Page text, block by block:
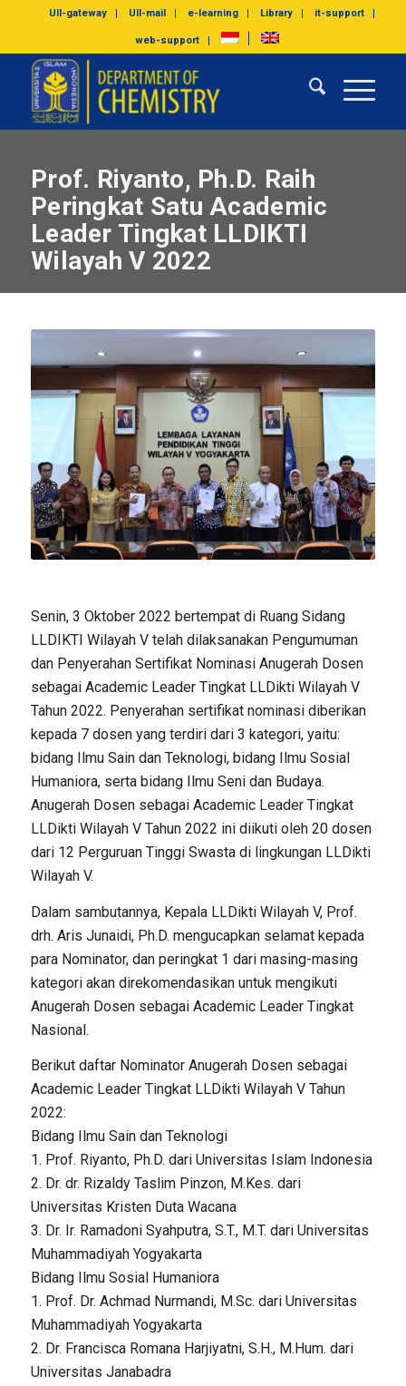
UII-gateway UII-mail e-learning Library it-support
web-support
Prof. Riyanto, Ph.D. Raih
Peringkat Satu Academic
Leader Tingkat LLDIKTI
Wilayah V 2022
Senin, 3 Oktober 2022 bertempat di Ruang Sidang
LLDIKTI Wilayah V telah dilaksanakan Pengumuman
dan Penyerahan Sertifikat Nominasi Anugerah Dosen
sebagai Academic Leader Tingkat LLDikti Wilayah V
Tahun 2022. Penyerahan sertifikat nominasi diberikan
kepada 7 dosen yang terdiri dari 3 kategori, yaitu:
bidang Ilmu Sain dan Teknologi, bidang Ilmu Sosial
Humaniora, serta bidang Ilmu Seni dan Budaya.
Anugerah Dosen sebagai Academic Leader Tingkat
LLDikti Wilayah V Tahun 2022 ini diikuti oleh 20 dosen
dari 12 Perguruan Tinggi Swasta di lingkungan LLDikti
Wilayah V.
Dalam sambutannya, Kepala LLDikti Wilayah V, Prof.
drh. Aris Junaidi, Ph.D. mengucapkan selamat kepada
para Nominator, dan peringkat 1 dari masing-masing
kategori akan direkomendasikan untuk mengikuti
Anugerah Dosen sebagai Academic Leader Tingkat
Nasional.
Berikut daftar Nominator Anugerah Dosen sebagai
Academic Leader Tingkat LLDikti Wilayah V Tahun
2022:
Bidang Ilmu Sain dan Teknologi
1. Prof. Riyanto, Ph.D. dari Universitas Islam Indonesia
2. Dr. dr. Rizaldy Taslim Pinzon, M.Kes. dari
Universitas Kristen Duta Wacana
3. Dr. Ir. Ramadoni Syahputra, S.T., M.T. dari Universitas
Muhammadiyah Yogyakarta
Bidang Ilmu Sosial Humaniora
1. Prof. Dr. Achmad Nurmandi, M.Sc. dari Universitas
Muhammadiyah Yogyakarta
2. Dr. Francisca Romana Harjiyatni, S.H., M.Hum. dari
Universitas Janabadra